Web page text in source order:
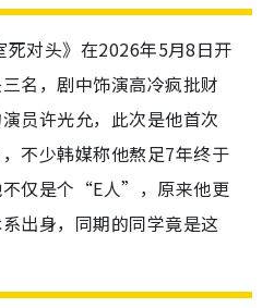
对头》在2026年5月8日开
名，剧中饰演高冷疯批财
员许光允，此次是他首次
不少韩媒称他熬足7年终于
不仅是个“E人”，原来他更
出身，同期的同学竟是这